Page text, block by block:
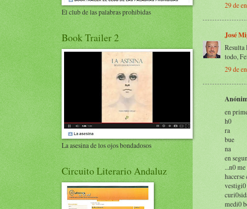
29 de
José
Resulta
todo,
29 de
en
h0
ra
bue
na
en
...n0
vestigi0
medi0
El club de las palabras prohibidas
Book Trailer 2
La asesina de los ojos bondadosos
Circuito Literario Andaluz